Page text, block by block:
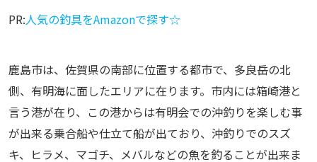
PR:人気の釣具をAmazonで探す☆
鹿島市は、佐賀県の南部に位置する都市で、多良岳の北
側、有明海に面したエリアに在ります。市内には箱崎港と
言う港が在り、この港からは有明会での沖釣りを楽しむ事
が出来る乗合船や仕立て船が出ており、沖釣りでのスズ
キ、ヒラメ、マゴチ、メバルなどの魚を釣ることが出来ま